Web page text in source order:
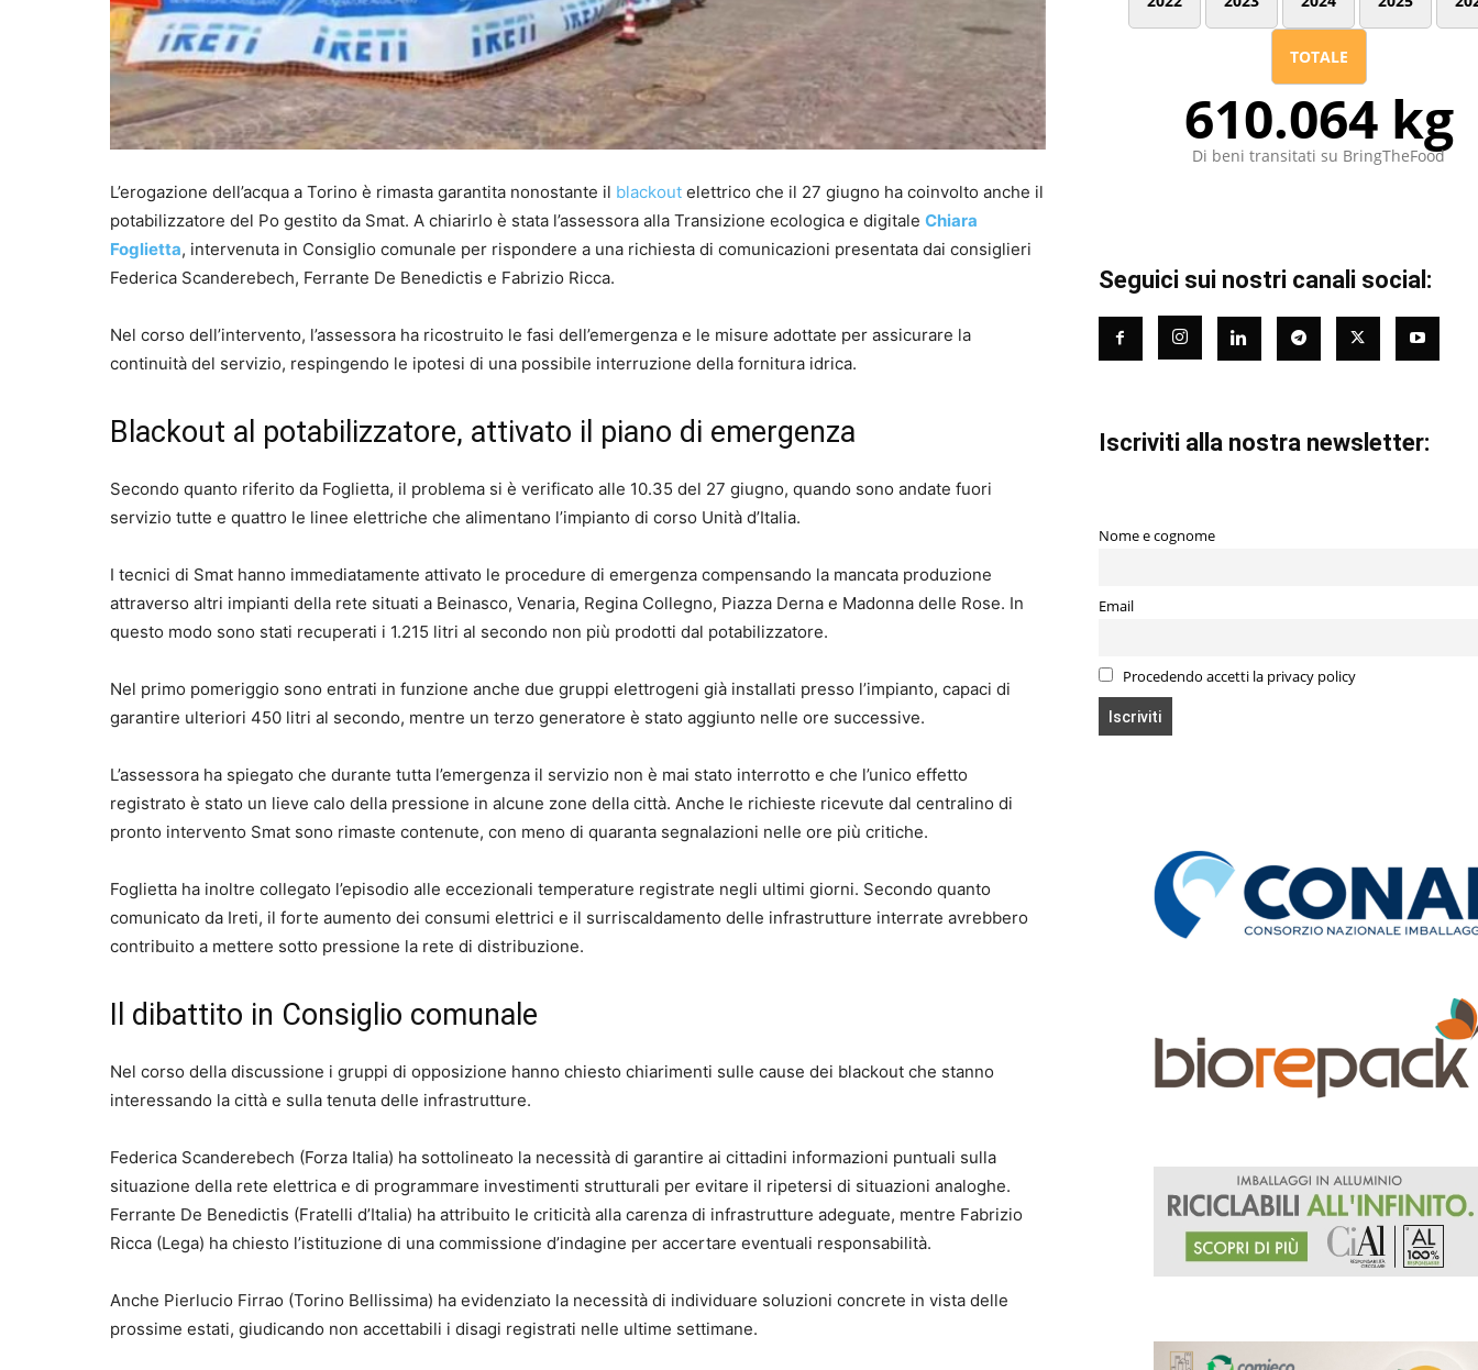
L’erogazione dell’acqua a Torino è rimasta garantita nonostante il blackout elettrico che il 27 giugno ha coinvolto anche il
potabilizzatore del Po gestito da Smat. A chiarirlo è stata l’assessora alla Transizione ecologica e digitale Chiara
Foglietta, intervenuta in Consiglio comunale per rispondere a una richiesta di comunicazioni presentata dai consiglieri
Federica Scanderebech, Ferrante De Benedictis e Fabrizio Ricca.
Nel corso dell’intervento, l’assessora ha ricostruito le fasi dell’emergenza e le misure adottate per assicurare la
continuità del servizio, respingendo le ipotesi di una possibile interruzione della fornitura idrica.
Blackout al potabilizzatore, attivato il piano di emergenza
Secondo quanto riferito da Foglietta, il problema si è verificato alle 10.35 del 27 giugno, quando sono andate fuori
servizio tutte e quattro le linee elettriche che alimentano l’impianto di corso Unità d’Italia.
I tecnici di Smat hanno immediatamente attivato le procedure di emergenza compensando la mancata produzione
attraverso altri impianti della rete situati a Beinasco, Venaria, Regina Collegno, Piazza Derna e Madonna delle Rose. In
questo modo sono stati recuperati i 1.215 litri al secondo non più prodotti dal potabilizzatore.
Nel primo pomeriggio sono entrati in funzione anche due gruppi elettrogeni già installati presso l’impianto, capaci di
garantire ulteriori 450 litri al secondo, mentre un terzo generatore è stato aggiunto nelle ore successive.
L’assessora ha spiegato che durante tutta l’emergenza il servizio non è mai stato interrotto e che l’unico effetto
registrato è stato un lieve calo della pressione in alcune zone della città. Anche le richieste ricevute dal centralino di
pronto intervento Smat sono rimaste contenute, con meno di quaranta segnalazioni nelle ore più critiche.
Foglietta ha inoltre collegato l’episodio alle eccezionali temperature registrate negli ultimi giorni. Secondo quanto
comunicato da Ireti, il forte aumento dei consumi elettrici e il surriscaldamento delle infrastrutture interrate avrebbero
contribuito a mettere sotto pressione la rete di distribuzione.
Il dibattito in Consiglio comunale
Nel corso della discussione i gruppi di opposizione hanno chiesto chiarimenti sulle cause dei blackout che stanno
interessando la città e sulla tenuta delle infrastrutture.
Federica Scanderebech (Forza Italia) ha sottolineato la necessità di garantire ai cittadini informazioni puntuali sulla
situazione della rete elettrica e di programmare investimenti strutturali per evitare il ripetersi di situazioni analoghe.
Ferrante De Benedictis (Fratelli d’Italia) ha attribuito le criticità alla carenza di infrastrutture adeguate, mentre Fabrizio
Ricca (Lega) ha chiesto l’istituzione di una commissione d’indagine per accertare eventuali responsabilità.
Anche Pierlucio Firrao (Torino Bellissima) ha evidenziato la necessità di individuare soluzioni concrete in vista delle
prossime estati, giudicando non accettabili i disagi registrati nelle ultime settimane.
TOTALE
610.064 kg
Di beni transitati su BringTheFood
Seguici sui nostri canali social:
Iscriviti alla nostra newsletter:
Nome e cognome
Email
Procedendo accetti la privacy policy